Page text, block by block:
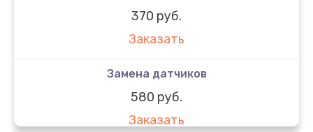
370 руб.
Заказать
Замена датчиков
580 руб.
Заказать